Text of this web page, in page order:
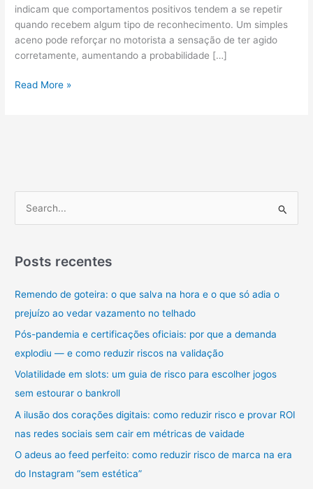
indicam que comportamentos positivos tendem a se repetir
quando recebem algum tipo de reconhecimento. Um simples
aceno pode reforçar no motorista a sensação de ter agido
corretamente, aumentando a probabilidade […]
Segurança
Desafios
Read More »
q
i
s
a
r
p
o
Posts recentes
Remendo de goteira: o que salva na hora e o que só adia o
prejuízo ao vedar vazamento no telhado
Pós-pandemia e certificações oficiais: por que a demanda
explodiu — e como reduzir riscos na validação
Volatilidade em slots: um guia de risco para escolher jogos
sem estourar o bankroll
A ilusão dos corações digitais: como reduzir risco e provar ROI
nas redes sociais sem cair em métricas de vaidade
O adeus ao feed perfeito: como reduzir risco de marca na era
do Instagram “sem estética”